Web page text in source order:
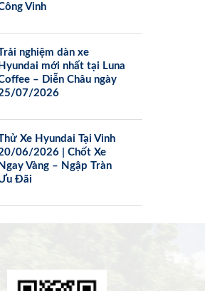
Vinh
nghiệm dàn xe
Hyundai mới nhất tại Luna
– Diễn Châu ngày
07/2026
Xe Hyundai Tại Vinh
06/2026 | Chốt Xe
Ngay Vàng – Ngập Tràn
Đãi